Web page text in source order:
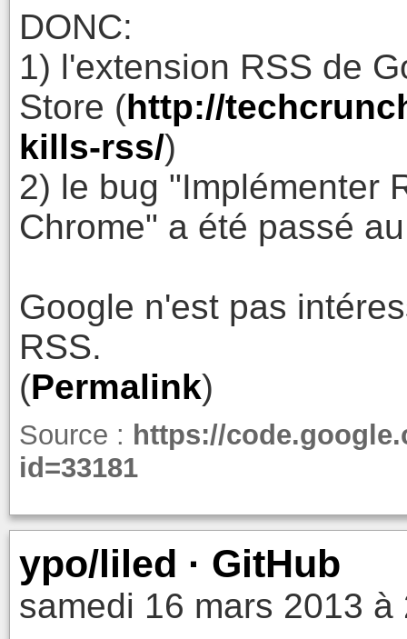
DONC:
1) l'extension RSS de
Store (http://
kills-rss/)
2) le bug "Implémenter
Chrome" a été passé
Google n'est pas
RSS.
(Permalink)
Source : https://
id=33181
ypo/liled · GitHub
samedi 16 mars 2013 à